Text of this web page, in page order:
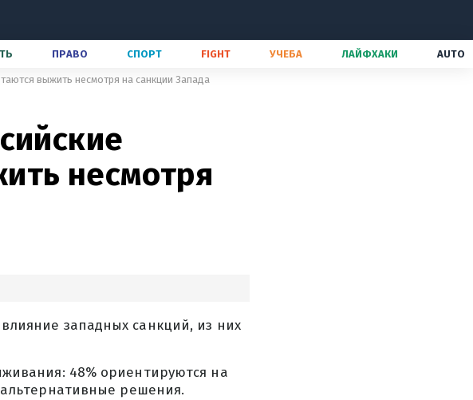
ПРАВО СПОРТ FIGHT УЧЕБА ЛАЙФХАКИ AUTO
выжить несмотря на санкции Запада
несмотря
западных санкций, из них
48% ориентируются на
решения.